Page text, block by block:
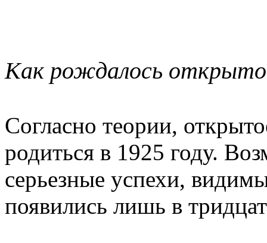
Как рождалось
Согласно теории,
родиться в 1925 году.
серьезные успехи,
появились лишь в